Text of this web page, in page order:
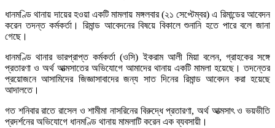
ধানমণ্ডি থানায় দায়ের হওয়া একটি মামলায় মঙ্গলবার (২১ সেপ্টেম্বর) এ রিমান্ডের আবেদন
করেন তদন্ত কর্মকর্তা। রিমান্ড আবেদনের বিষয়ে বিকালে শুনানি হতে পারে বলে জানা
গেছে।
ধানমণ্ডি থানার ভারপ্রাপ্ত কর্মকর্তা (ওসি) ইকরাম আলী মিয়া বলেন, গ্রাহকের সঙ্গে
প্রতারণা ও অর্থ আত্মসাতের অভিযোগে আমাদের থানায় একটি মামলা হয়েছে। তদন্তের
প্রয়োজনে আসামিদের জিজ্ঞাসাবাদের জন্য সাত দিনের রিমান্ড আবেদন করা হয়েছে
আদালতে।
গত শনিবার রাতে রাসেল ও শামীমা নাসরিনের বিরুদ্ধে প্রতারণা, অর্থ আত্মসাৎ ও ভয়ভীতি
প্রদর্শনের অভিযোগে ধানমণ্ডি থানায় মামলাটি করেন এক ব্যবসায়ী।